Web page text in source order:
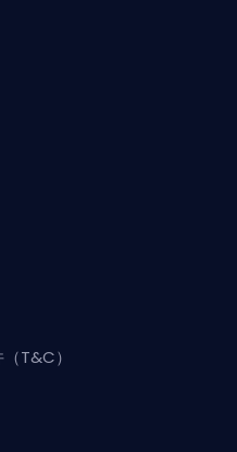
T&C）